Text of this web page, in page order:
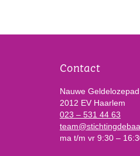
Contact
Nauwe
2012 EV Haarlem
023 – 531 44 63
ma t/m vr 9:30 –